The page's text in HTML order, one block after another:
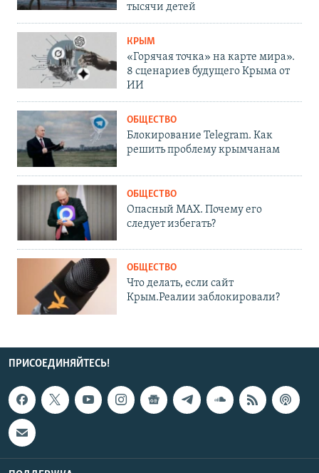
тысячи детей
КРЫМ
«Горячая точка» на карте мира».
8 сценариев будущего Крыма от
ИИ
ОБЩЕСТВО
Блокирование Telegram. Как
решить проблему крымчанам
ОБЩЕСТВО
Опасный MAX. Почему его
следует избегать?
ОБЩЕСТВО
Что делать, если сайт
Крым.Реалии заблокировали?
ПРИСОЕДИНЯЙТЕСЬ!